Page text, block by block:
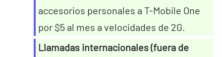
accesorios personales a T-Mobile One
por $5 al mes a velocidades de 2G.
Llamadas internacionales (fuera de